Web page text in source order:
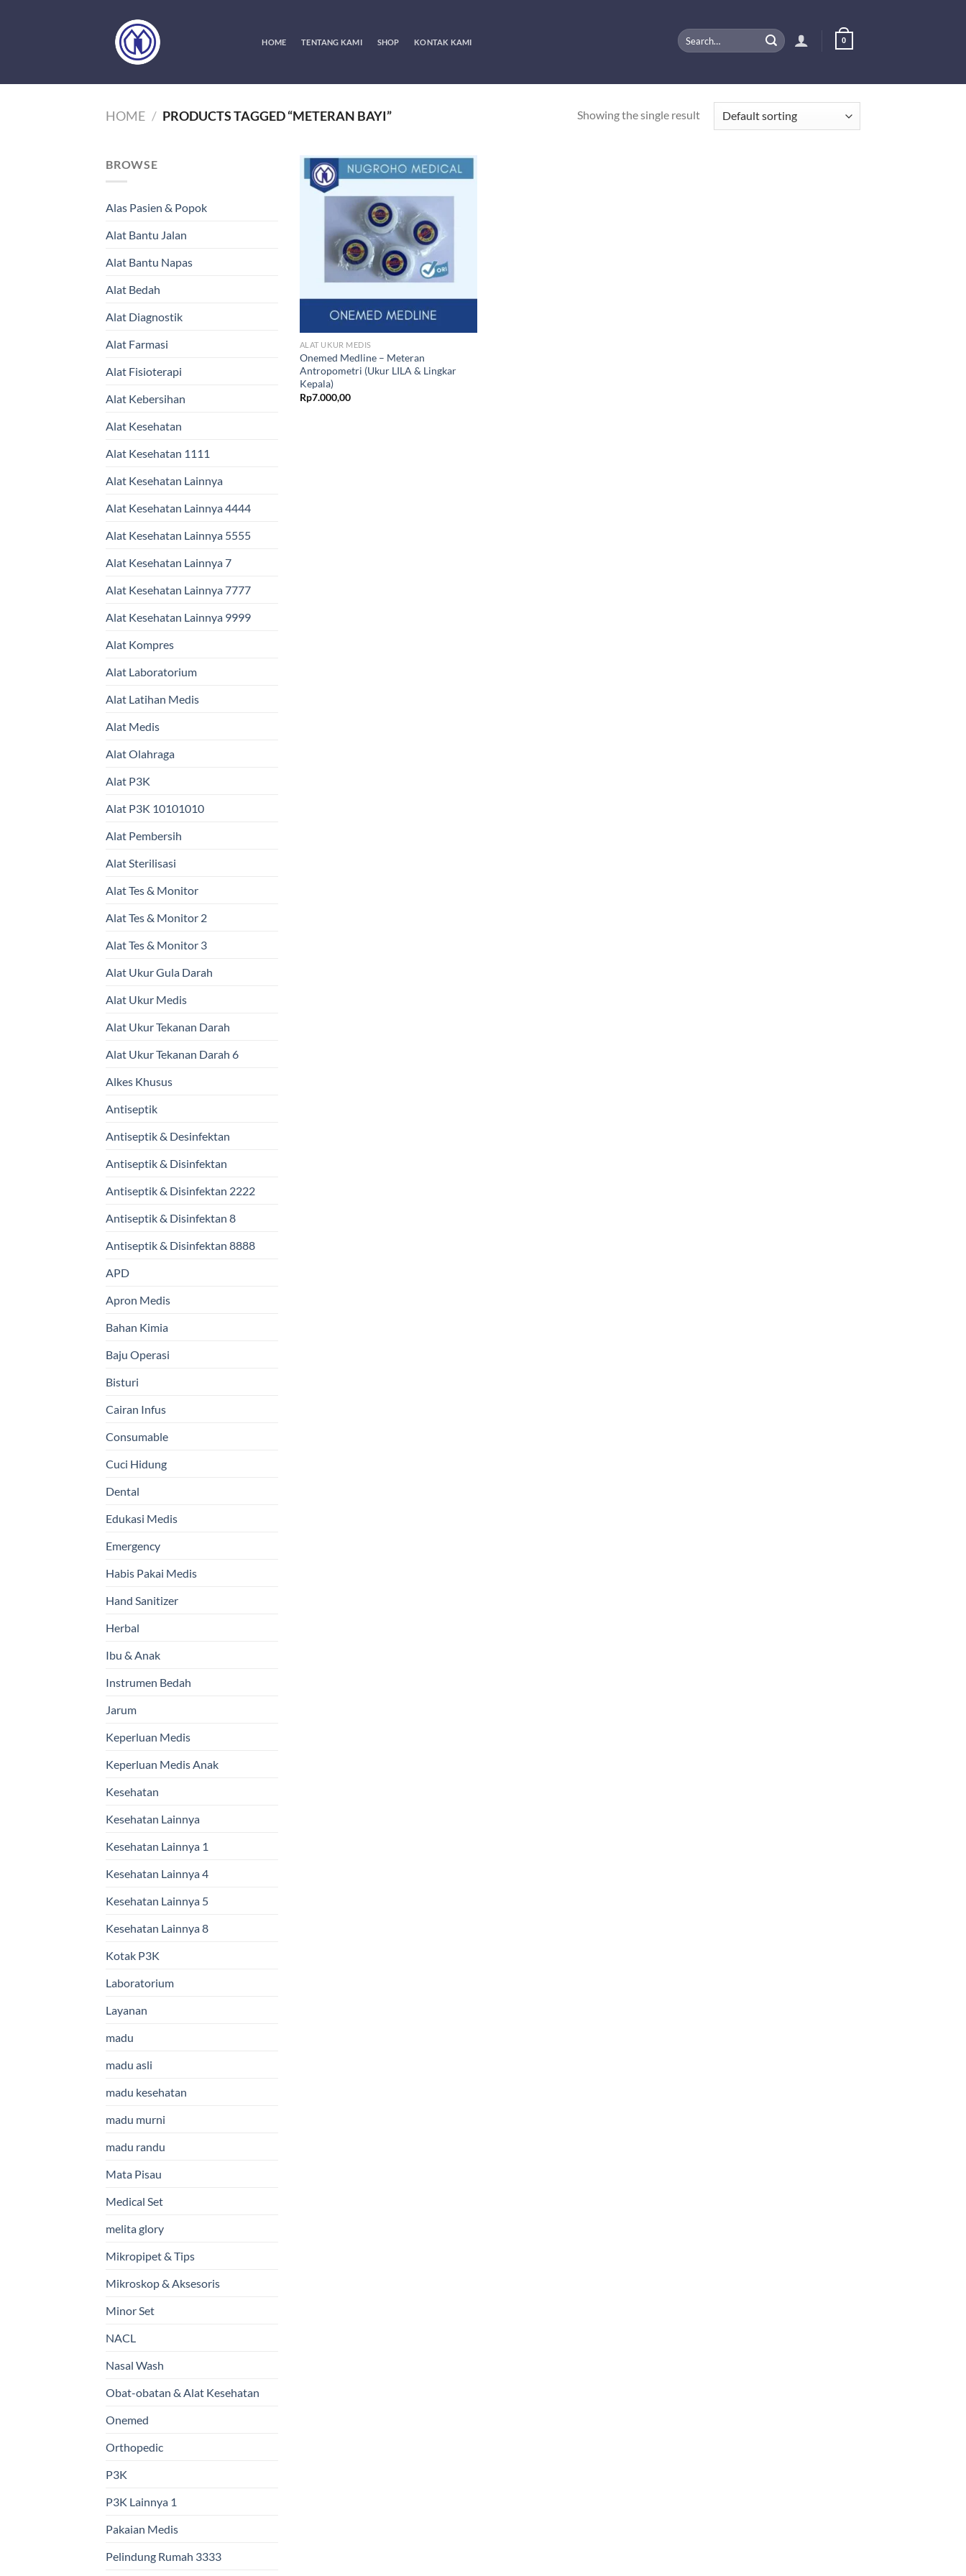
HOME TENTANG KAMI SHOP KONTAK KAMI
Search
for:
0
HOME / PRODUCTS TAGGED “METERAN BAYI” Showing the single result
BROWSE
Alas Pasien & Popok
Alat Bantu Jalan
Alat Bantu Napas
Alat Bedah
Alat Diagnostik
Alat Farmasi
Alat Fisioterapi
Alat Kebersihan
Alat Kesehatan
Alat Kesehatan 1111
Alat Kesehatan Lainnya
Alat Kesehatan Lainnya 4444
Alat Kesehatan Lainnya 5555
Alat Kesehatan Lainnya 7
Alat Kesehatan Lainnya 7777
Alat Kesehatan Lainnya 9999
Alat Kompres
Alat Laboratorium
Alat Latihan Medis
Alat Medis
Alat Olahraga
Alat P3K
Alat P3K 10101010
Alat Pembersih
Alat Sterilisasi
Alat Tes & Monitor
Alat Tes & Monitor 2
Alat Tes & Monitor 3
Alat Ukur Gula Darah
Alat Ukur Medis
Alat Ukur Tekanan Darah
Alat Ukur Tekanan Darah 6
Alkes Khusus
Antiseptik
Antiseptik & Desinfektan
Antiseptik & Disinfektan
Antiseptik & Disinfektan 2222
Antiseptik & Disinfektan 8
Antiseptik & Disinfektan 8888
APD
Apron Medis
Bahan Kimia
Baju Operasi
Bisturi
Cairan Infus
Consumable
Cuci Hidung
Dental
Edukasi Medis
Emergency
Habis Pakai Medis
Hand Sanitizer
Herbal
Ibu & Anak
Instrumen Bedah
Jarum
Keperluan Medis
Keperluan Medis Anak
Kesehatan
Kesehatan Lainnya
Kesehatan Lainnya 1
Kesehatan Lainnya 4
Kesehatan Lainnya 5
Kesehatan Lainnya 8
Kotak P3K
Laboratorium
Layanan
madu
madu asli
madu kesehatan
madu murni
madu randu
Mata Pisau
Medical Set
melita glory
Mikropipet & Tips
Mikroskop & Aksesoris
Minor Set
NACL
Nasal Wash
Obat-obatan & Alat Kesehatan
Onemed
Orthopedic
P3K
P3K Lainnya 1
Pakaian Medis
Pelindung Rumah 3333
ALAT UKUR MEDIS
Onemed Medline – Meteran
Antropometri (Ukur LILA & Lingkar
Kepala)
Rp7.000,00